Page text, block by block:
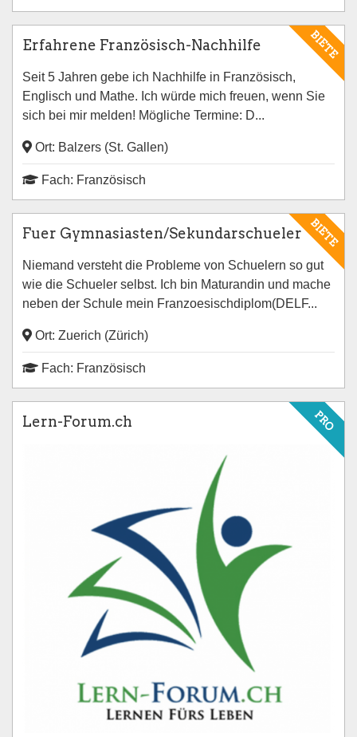
BIETE
Erfahrene Französisch-Nachhilfe
Seit 5 Jahren gebe ich Nachhilfe in Französisch,
Englisch und Mathe. Ich würde mich freuen, wenn Sie
sich bei mir melden! Mögliche Termine: D...
Ort: Balzers (St. Gallen)
Fach: Französisch
BIETE
Fuer Gymnasiasten/Sekundarschueler
Niemand versteht die Probleme von Schuelern so gut
wie die Schueler selbst. Ich bin Maturandin und mache
neben der Schule mein Franzoesischdiplom(DELF...
Ort: Zuerich (Zürich)
Fach: Französisch
PRO
Lern-Forum.ch